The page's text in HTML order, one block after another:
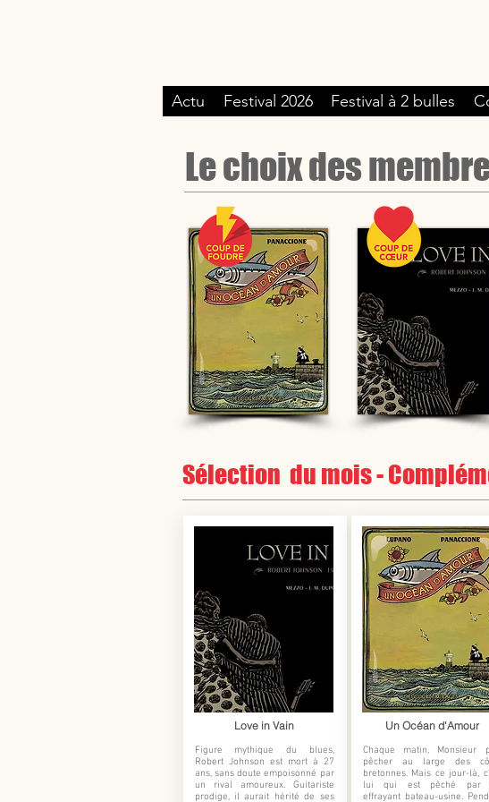
Actu Festival 2026 Festival à 2 bulles
Le choix des
Sélection du mois -
Love in Vain
Figure mythique du blues,
Robert Johnson est mort à 27
ans, sans doute empoisonné par
un rival amoureux. Guitariste
prodige, il aurait hérité de ses
Un Océan d'Amour
Chaque matin, Monsieur
pêcher au large des
bretonnes. Mais ce jour-là,
lui qui est pêché par
effrayant bateau-usine.